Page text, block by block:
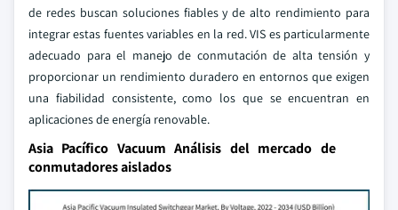
de redes buscan soluciones fiables y de alto rendimiento para
integrar estas fuentes variables en la red. VIS es particularmente
adecuado para el manejo de conmutación de alta tensión y
proporcionar un rendimiento duradero en entornos que exigen
una fiabilidad consistente, como los que se encuentran en
aplicaciones de energía renovable.
Asia Pacífico Vacuum Análisis del mercado de
conmutadores aislados